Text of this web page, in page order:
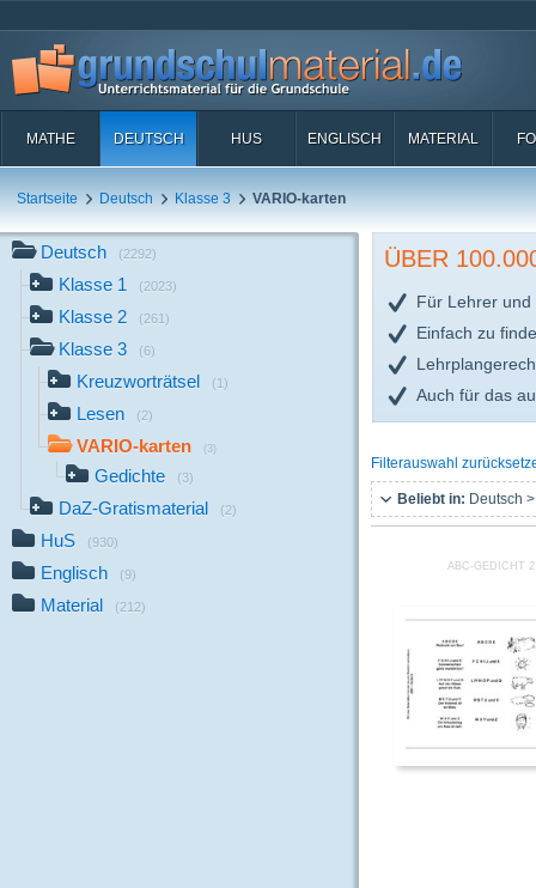
MATHE DEUTSCH HUS ENGLISCH MATERIAL
Startseite Deutsch Klasse 3 VARIO-karten
Deutsch (2292)
Klasse 1 (2023)
Klasse 2 (261)
Klasse 3 (6)
Kreuzworträtsel (1)
Lesen (2)
VARIO-karten (3)
Gedichte (3)
DaZ-Gratismaterial (2)
HuS (930)
Englisch (9)
Material (212)
ÜBER
Für Lehrer und
Einfach zu
Auch für das
Filterauswahl
Beliebt in: Deutsch
ABC-GEDICHT